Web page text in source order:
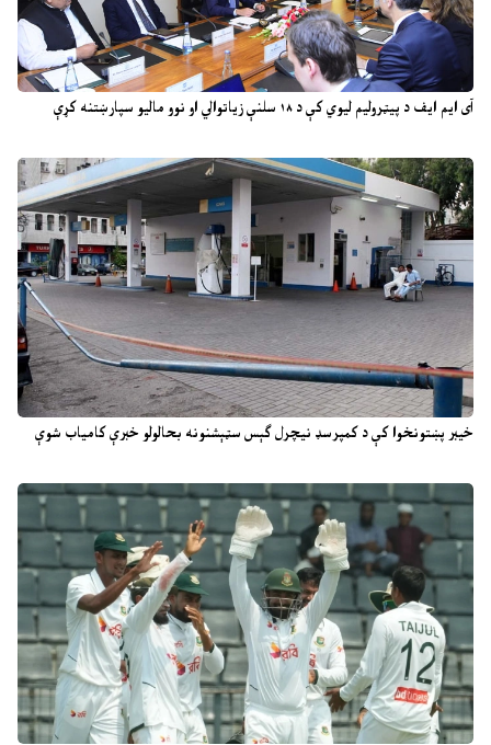
آی ایم ایف د پیټرولیم لیوي کې د ۱۸ سلنې زیاتوالي او نوو مالیو سپارښتنه کړې
خیبر پښتونخوا کې د کمپرسډ نیچرل ګېس سټېشنونه بحالولو خبرې کامیاب شوې